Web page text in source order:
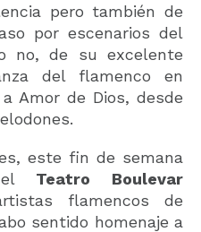
pero también de
por escenarios del
no, de su excelente
del flamenco en
Amor de Dios, desde
este fin de semana
el Teatro Boulevar
flamencos de
sentido homenaje a